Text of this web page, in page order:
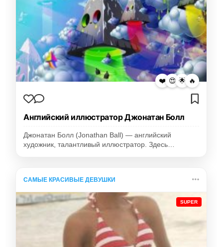
❤️ 😍 🌟 🔥
Английский иллюстратор Джонатан Болл
Джонатан Болл (Jonathan Ball) — английский
художник, талантливый иллюстратор. Здесь…
САМЫЕ КРАСИВЫЕ ДЕВУШКИ
SUPER